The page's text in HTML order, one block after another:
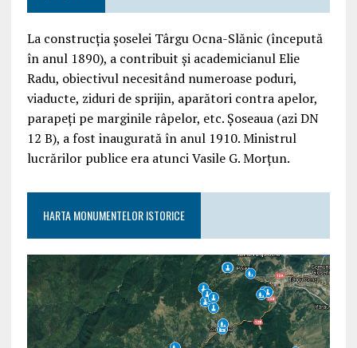
La construcția șoselei Târgu Ocna-Slănic (începută
în anul 1890), a contribuit și academicianul Elie
Radu, obiectivul necesitând numeroase poduri,
viaducte, ziduri de sprijin, aparători contra apelor,
parapeți pe marginile râpelor, etc. Șoseaua (azi DN
12 B), a fost inaugurată în anul 1910. Ministrul
lucrărilor publice era atunci Vasile G. Morțun.
HARTA MONUMENTELOR ISTORICE